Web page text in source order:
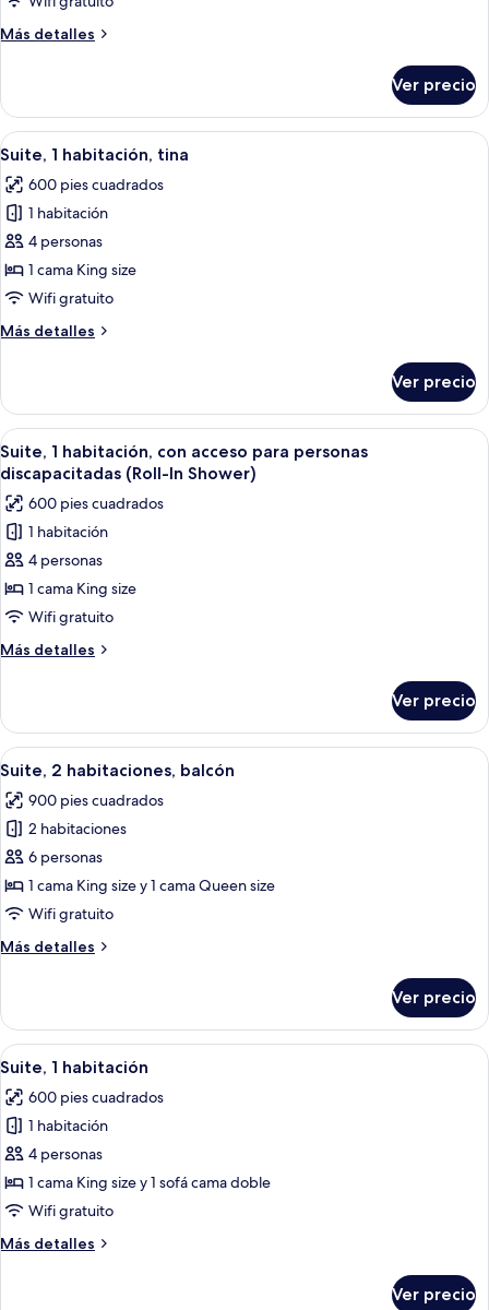
habitación,
con
para
personas
discapacitadas
(Roll-
In
Shower)
Más detalles
Más
Deluxe,
habitación,
acceso
para
personas
discapacitadas
(Roll-
In
Shower)
Ver precio
Abrir
todas
las
fotos
de
Suite,
1
tina
Habitación de hotel con sofá, sillón,
6
Suite, 1 habitación, tina
600 pies cuadrados
1 habitación
4 personas
1 cama King size
Wifi gratuito
Más detalles
Más
1
habitación,
tina
Ver precio
Abrir
todas
las
fotos
de
Suite,
1
habitación,
con
acceso
personas
discapacitadas
(Roll-
In
Shower)
Habitación de hotel con sofá, sillón,
6
Suite, 1 habitación, con acceso para personas
discapacitadas (Roll-In Shower)
600 pies cuadrados
1 habitación
4 personas
1 cama King size
Wifi gratuito
Más detalles
Más
1
habitación,
con
para
personas
discapacitadas
(Roll-
In
Shower)
Ver precio
Abrir
todas
las
fotos
de
Suite,
2
balcón
Habitación de hotel con sofá, sillón,
9
Suite, 2 habitaciones, balcón
900 pies cuadrados
2 habitaciones
6 personas
1 cama King size y 1 cama Queen size
Wifi gratuito
Más detalles
Más
2
habitaciones,
balcón
Ver precio
Abrir
todas
las
fotos
de
Suite,
1
Habitación de hotel con sofá, sillón,
6
Suite, 1 habitación
600 pies cuadrados
1 habitación
4 personas
1 cama King size y 1 sofá cama doble
Wifi gratuito
Más detalles
Más
Ver precio